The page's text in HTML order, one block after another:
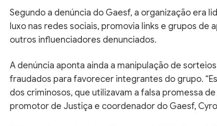
Segundo a denúncia do Gaesf, a organização era
luxo nas redes sociais, promovia links e grupos
outros influenciadores denunciados.
A denúncia aponta ainda a manipulação de
fraudados para favorecer integrantes do grupo.
dos criminosos, que utilizavam a falsa promessa
promotor de Justiça e coordenador do Gaesf,